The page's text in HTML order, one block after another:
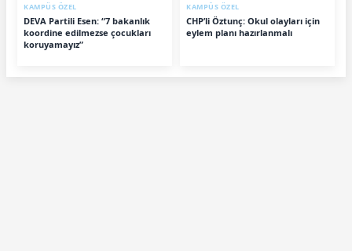
KAMPÜS ÖZEL
DEVA Partili Esen: “7 bakanlık
koordine edilmezse çocukları
koruyamayız”
KAMPÜS ÖZEL
CHP’li Öztunç: Okul olayları için
eylem planı hazırlanmalı